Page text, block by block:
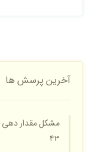
آخرین پرسش ها
43